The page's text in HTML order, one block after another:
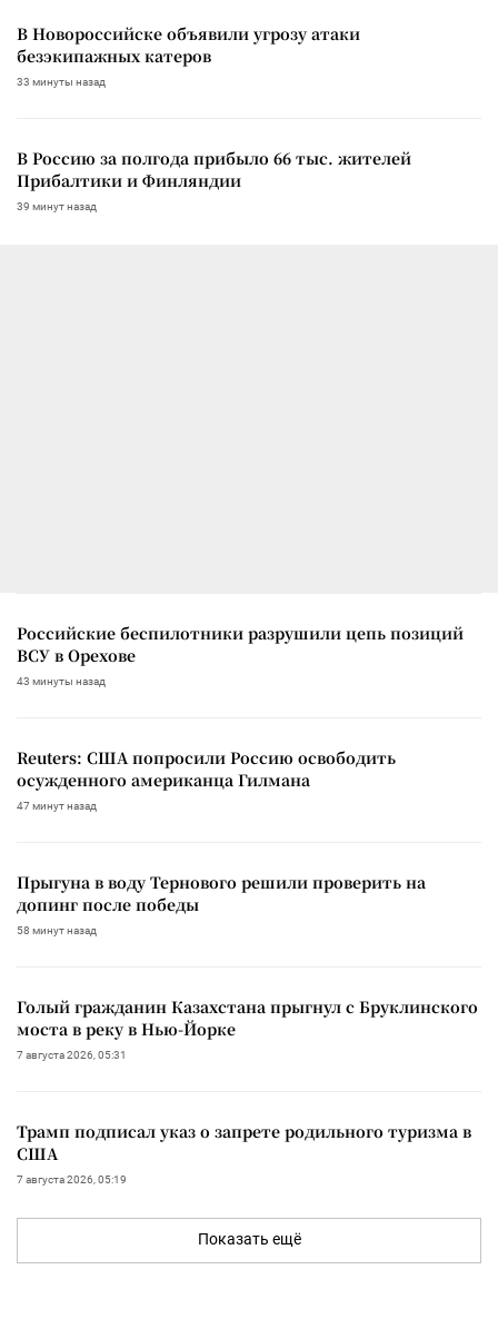
В Новороссийске объявили угрозу атаки
безэкипажных катеров
33 минуты назад
В Россию за полгода прибыло 66 тыс. жителей
Прибалтики и Финляндии
39 минут назад
Российские беспилотники разрушили цепь позиций
ВСУ в Орехове
43 минуты назад
Reuters: США попросили Россию освободить
осужденного американца Гилмана
47 минут назад
Прыгуна в воду Тернового решили проверить на
допинг после победы
58 минут назад
Голый гражданин Казахстана прыгнул с Бруклинского
моста в реку в Нью-Йорке
7 августа 2026, 05:31
Трамп подписал указ о запрете родильного туризма в
США
7 августа 2026, 05:19
Показать ещё